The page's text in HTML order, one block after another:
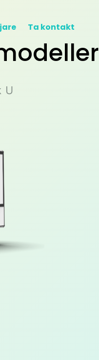
Ta kontakt
U